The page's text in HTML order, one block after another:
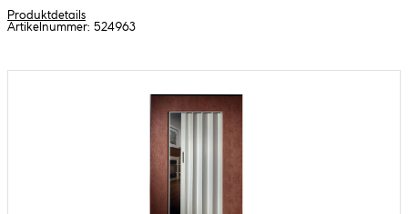
Produktdetails
Artikelnummer: 524963